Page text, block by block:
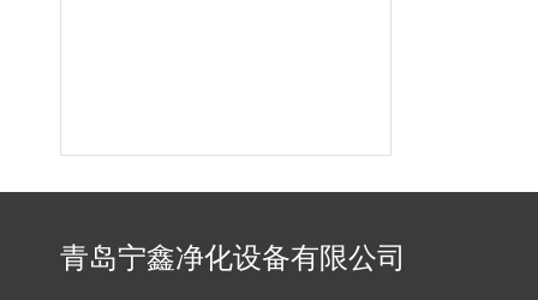
青岛宁鑫净化设备有限公司